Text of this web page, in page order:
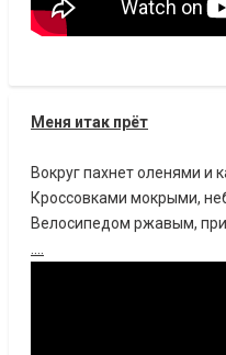
Меня итак прёт
Вокруг пахнет оленями и
Кроссовками мокрыми,
Велосипедом ржавым,